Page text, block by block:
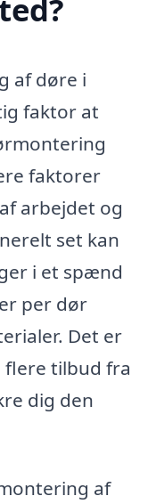
af døre i
faktor at
faktorer
arbejdet og
set kan
i et spænd
per dør
Det er
flere tilbud fra
dig den
af